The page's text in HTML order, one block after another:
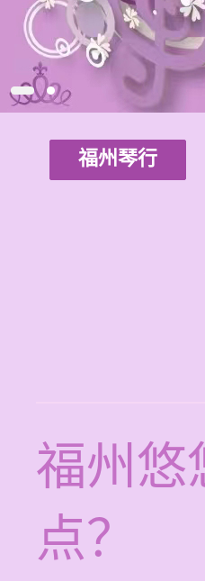
福州琴行
福州悠
点？